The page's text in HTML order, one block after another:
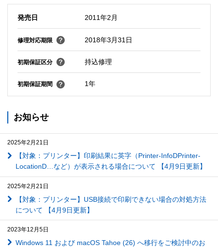
発売日 2011年2月
修理対応期限 2018年3月31日
初期保証区分 持込修理
初期保証期間 1年
お知らせ
2025年2月21日
【対象：プリンター】印刷結果に英字（Printer-InfoDPrinter-
LocationD…など）が表示される場合について 【4月9日更新】
2025年2月21日
【対象：プリンター】USB接続で印刷できない場合の対処方法
について 【4月9日更新】
2023年12月5日
Windows 11 および macOS Tahoe (26) へ移行をご検討中のお